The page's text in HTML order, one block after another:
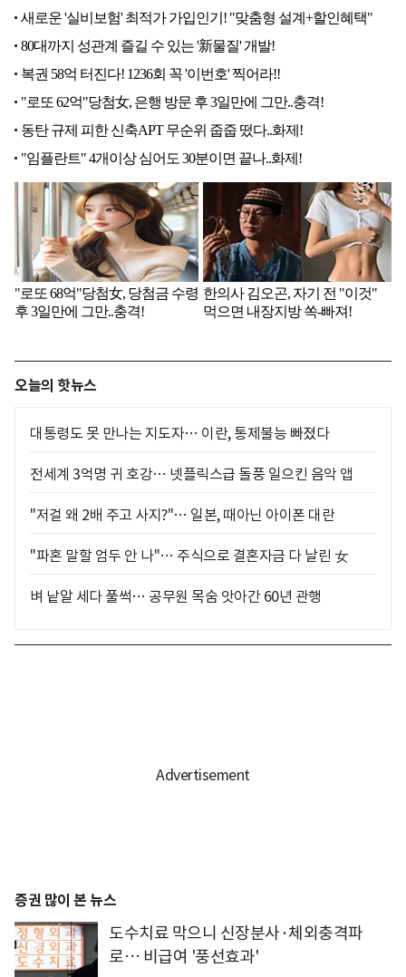
오늘의 핫뉴스
대통령도 못 만나는 지도자… 이란, 통제불능 빠졌다
전세계 3억명 귀 호강… 넷플릭스급 돌풍 일으킨 음악 앱
"저걸 왜 2배 주고 사지?"… 일본, 때아닌 아이폰 대란
"파혼 말할 엄두 안 나"… 주식으로 결혼자금 다 날린 女
벼 낱알 세다 풀썩… 공무원 목숨 앗아간 60년 관행
증권 많이 본 뉴스
도수치료 막으니 신장분사·체외충격파
로… 비급여 '풍선효과'